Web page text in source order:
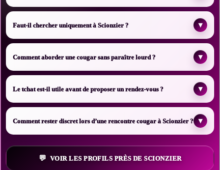
Faut-il chercher uniquement à Scionzier ? ▾
Comment aborder une cougar sans paraître lourd ? ▾
Le tchat est-il utile avant de proposer un rendez-vous ? ▾
Comment rester discret lors d’une rencontre cougar à Scionzier ? ▾
VOIR LES PROFILS PRÈS DE SCIONZIER